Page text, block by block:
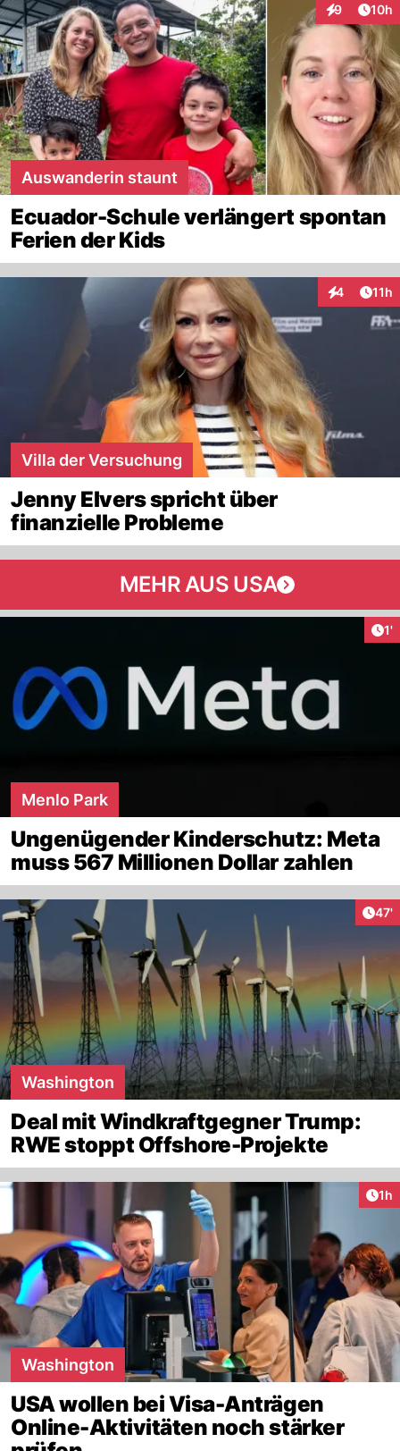
9
Interaktionen
10h
Auswanderin staunt
Ecuador-Schule verlängert spontan
Ferien der Kids
4 11h
Villa der Versuchung
Jenny Elvers spricht über
finanzielle Probleme
MEHR AUS USA
1'
Menlo Park
Ungenügender Kinderschutz: Meta
muss 567 Millionen Dollar zahlen
47'
Washington
Deal mit Windkraftgegner Trump:
RWE stoppt Offshore-Projekte
1h
Washington
USA wollen bei Visa-Anträgen
Online-Aktivitäten noch stärker